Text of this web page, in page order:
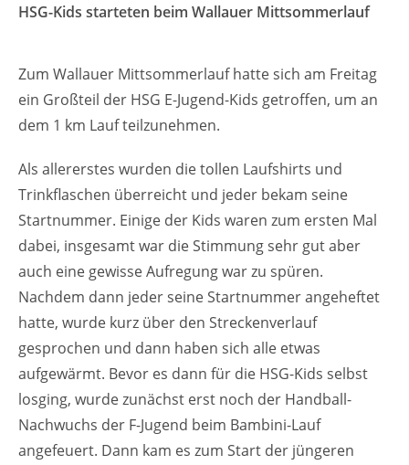
HSG-Kids starteten beim Wallauer Mittsommerlauf
Zum Wallauer Mittsommerlauf hatte sich am Freitag
ein Großteil der HSG E-Jugend-Kids getroffen, um an
dem 1 km Lauf teilzunehmen.
Als allererstes wurden die tollen Laufshirts und
Trinkflaschen überreicht und jeder bekam seine
Startnummer. Einige der Kids waren zum ersten Mal
dabei, insgesamt war die Stimmung sehr gut aber
auch eine gewisse Aufregung war zu spüren.
Nachdem dann jeder seine Startnummer angeheftet
hatte, wurde kurz über den Streckenverlauf
gesprochen und dann haben sich alle etwas
aufgewärmt. Bevor es dann für die HSG-Kids selbst
losging, wurde zunächst erst noch der Handball-
Nachwuchs der F-Jugend beim Bambini-Lauf
angefeuert. Dann kam es zum Start der jüngeren